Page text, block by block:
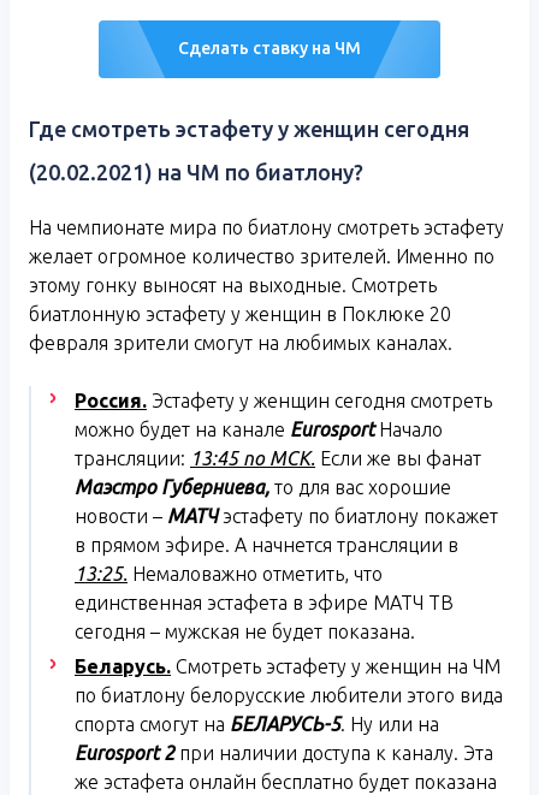
Сделать ставку на ЧМ
Где смотреть эстафету у женщин сегодня
(20.02.2021) на ЧМ по биатлону?
На чемпионате мира по биатлону смотреть эстафету
желает огромное количество зрителей. Именно по
этому гонку выносят на выходные. Смотреть
биатлонную эстафету у женщин в Поклюке 20
февраля зрители смогут на любимых каналах.
Россия. Эстафету у женщин сегодня смотреть
можно будет на канале EurosportНачало
трансляции: 13:45 по МСК. Если же вы фанат
Маэстро Губерниева, то для вас хорошие
новости – МАТЧэстафету по биатлону покажет
в прямом эфире. А начнется трансляции в
13:25. Немаловажно отметить, что
единственная эстафета в эфире МАТЧ ТВ
сегодня – мужская не будет показана.
Беларусь. Смотреть эстафету у женщин на ЧМ
по биатлону белорусские любители этого вида
спорта смогут на БЕЛАРУСЬ-5. Ну или на
Eurosport2при наличии доступа к каналу. Эта
же эстафета онлайн бесплатно будет показана